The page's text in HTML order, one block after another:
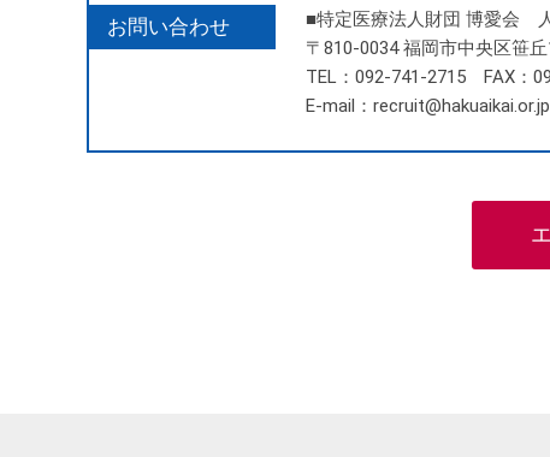
お問い合わせ
■特定医療法人財団 博愛会
〒810-0034 福岡市中央区笹
TEL：092-741-2715 FAX：
E-mail：recruit@hakuaikai.or.jp